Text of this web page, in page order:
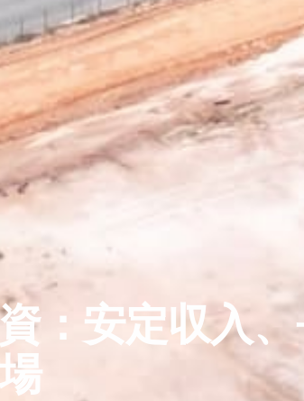
：安定収入、